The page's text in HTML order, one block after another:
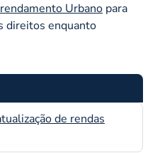
Urbano para
direitos enquanto
de rendas